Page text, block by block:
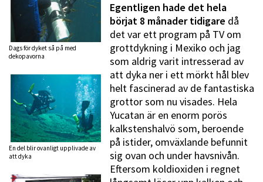
Dags för dyket så på med
dekopavorna
En del blir ovanligt upplivade av
att dyka
Egentligen hade det hela
börjat 8 månader tidigare då
det var ett program på TV om
grottdykning i Mexiko och jag
som aldrig varit intresserad av
att dyka ner i ett mörkt hål blev
helt fascinerad av de fantastiska
grottor som nu visades. Hela
Yucatan är en enorm porös
kalkstenshalvö som, beroende
på istider, omväxlande befunnit
sig ovan och under havsnivån.
Eftersom koldioxiden i regnet